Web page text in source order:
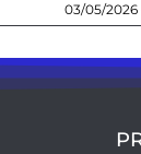
03/05/2026